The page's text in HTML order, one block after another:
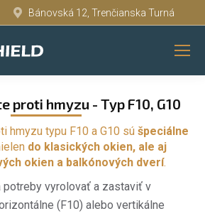
Bánovská 12, Trenčianska Turná
proti hmyzu - Typ F10, G10
hmyzu typu F10 a G10 sú špeciálne
do klasických okien, ale aj
okien a balkónových dverí.
vyrolovať a zastaviť v
(F10) alebo vertikálne